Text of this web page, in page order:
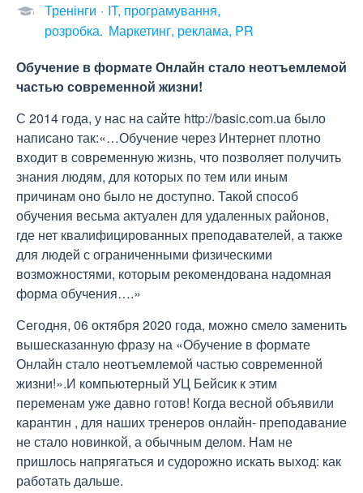
Тренінги
IT, програмування,
розробка Маркетинг, реклама, PR
Обучение в формате Онлайн стало неотъемлемой
частью современной жизни!
С 2014 года, у нас на сайте http://basic.com.ua было
написано так:«…Обучение через Интернет плотно
входит в современную жизнь, что позволяет получить
знания людям, для которых по тем или иным
причинам оно было не доступно. Такой способ
обучения весьма актуален для удаленных районов,
где нет квалифицированных преподавателей, а также
для людей с ограниченными физическими
возможностями, которым рекомендована надомная
форма обучения….»
Сегодня, 06 октября 2020 года, можно смело заменить
вышесказанную фразу на «Обучение в формате
Онлайн стало неотъемлемой частью современной
жизни!».И компьютерный УЦ Бейсик к этим
переменам уже давно готов! Когда весной объявили
карантин , для наших тренеров онлайн- преподавание
не стало новинкой, а обычным делом. Нам не
пришлось напрягаться и судорожно искать выход: как
работать дальше.